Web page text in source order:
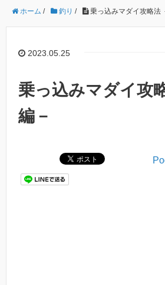
ホーム / 釣り / 乗っ込みマダイ攻略法
2023.05.25
乗っ込みマダイ攻
編－